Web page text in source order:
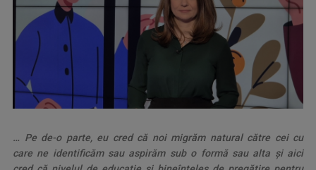
… Pe de-o parte, eu cred că noi migrăm natural către cei cu
care ne identificăm sau aspirăm sub o formă sau alta și aici